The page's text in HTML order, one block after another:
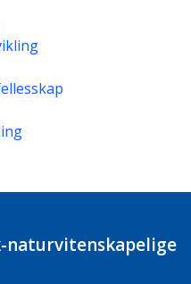
naturvitenskapelige